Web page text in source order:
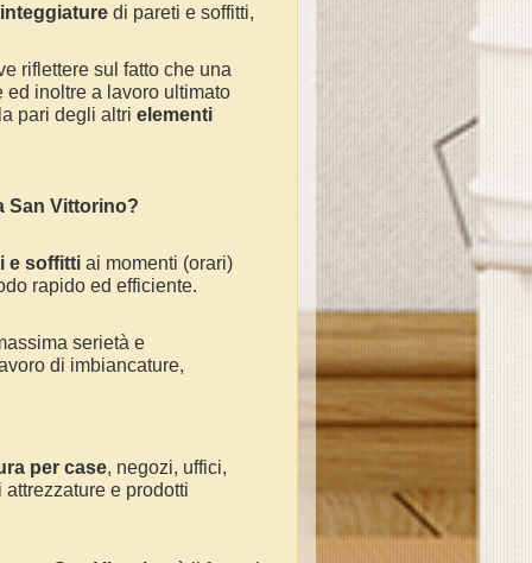
di pareti e soffitti,
riflettere sul fatto che una
inoltre a lavoro ultimato
pari degli altri elementi
San Vittorino?
e soffitti ai momenti (orari)
rapido ed efficiente.
serietà e
di imbiancature,
per case, negozi, uffici,
e prodotti